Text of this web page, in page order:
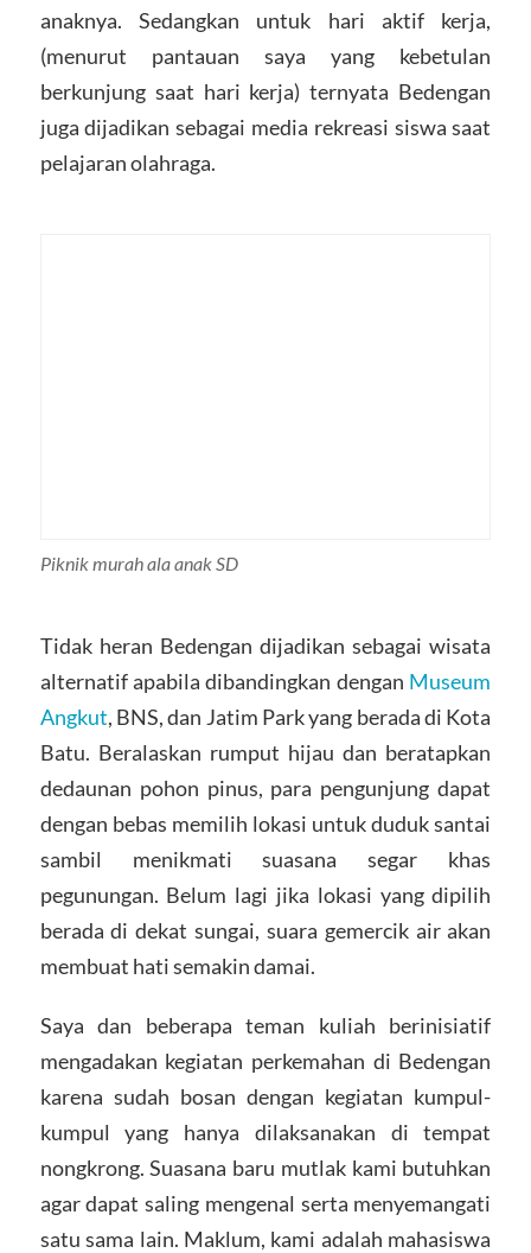
anaknya. Sedangkan untuk hari aktif kerja,
(menurut pantauan saya yang kebetulan
berkunjung saat hari kerja) ternyata Bedengan
juga dijadikan sebagai media rekreasi siswa saat
pelajaran olahraga.
Piknik murah ala anak SD
Tidak heran Bedengan dijadikan sebagai wisata
alternatif apabila dibandingkan dengan Museum
Angkut, BNS, dan Jatim Park yang berada di Kota
Batu. Beralaskan rumput hijau dan beratapkan
dedaunan pohon pinus, para pengunjung dapat
dengan bebas memilih lokasi untuk duduk santai
sambil menikmati suasana segar khas
pegunungan. Belum lagi jika lokasi yang dipilih
berada di dekat sungai, suara gemercik air akan
membuat hati semakin damai.
Saya dan beberapa teman kuliah berinisiatif
mengadakan kegiatan perkemahan di Bedengan
karena sudah bosan dengan kegiatan kumpul-
kumpul yang hanya dilaksanakan di tempat
nongkrong. Suasana baru mutlak kami butuhkan
agar dapat saling mengenal serta menyemangati
satu sama lain. Maklum, kami adalah mahasiswa